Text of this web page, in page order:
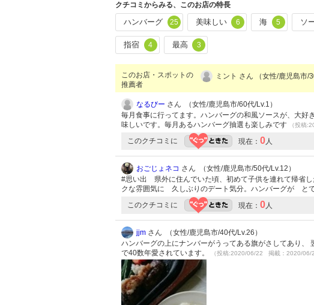
クチコミからみる、このお店の特長
ハンバーグ 25 美味しい 6 海 5 ソ
指宿 4 最高 3
このお店・スポットの
推薦者
ミント さん （女性/鹿児島市/
なるびー さん （女性/鹿児島市/60代/Lv.1）
毎月食事に行ってます。ハンバーグの和風ソースが、大
味しいです。毎月あるハンバーグ抽選も楽しみです
（投稿
このクチコミに 現在： 0人
おごじょネコ さん （女性/鹿児島市/50代/Lv.12）
#思い出 県外に住んでいた頃、初めて子供を連れて帰省
クな雰囲気に 久しぶりのデート気分。ハンバーグが と
このクチコミに 現在： 0人
jjm さん （女性/鹿児島市/40代/Lv.26）
ハンバーグの上にナンバーがうってある旗がさしてあり
で40数年愛されています。
（投稿:2020/06/22 掲載：2020/06/